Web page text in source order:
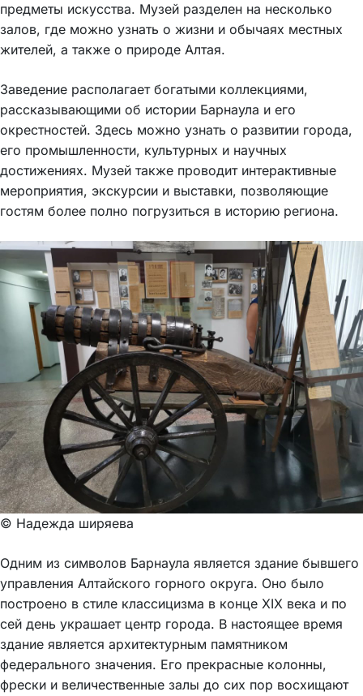
предметы искусства. Музей разделен на несколько
залов, где можно узнать о жизни и обычаях местных
жителей, а также о природе Алтая.
Заведение располагает богатыми коллекциями,
рассказывающими об истории Барнаула и его
окрестностей. Здесь можно узнать о развитии города,
его промышленности, культурных и научных
достижениях. Музей также проводит интерактивные
мероприятия, экскурсии и выставки, позволяющие
гостям более полно погрузиться в историю региона.
© Надежда ширяева
Одним из символов Барнаула является здание бывшего
управления Алтайского горного округа. Оно было
построено в стиле классицизма в конце XIX века и по
сей день украшает центр города. В настоящее время
здание является архитектурным памятником
федерального значения. Его прекрасные колонны,
фрески и величественные залы до сих пор восхищают